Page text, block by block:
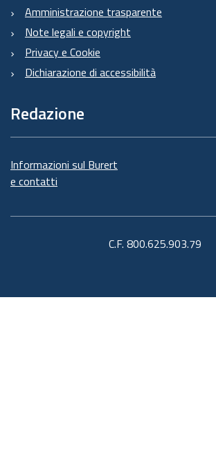
Amministrazione trasparente
Note legali e copyright
Privacy e Cookie
Dichiarazione di accessibilità
Redazione
Informazioni sul Burert
e contatti
C.F. 800.625.903.79